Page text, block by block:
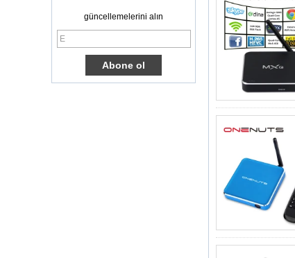
Amlogic S905X TV
Kutusu VP9 H.265
3G/4G SIM Kart
güncellemelerini alın